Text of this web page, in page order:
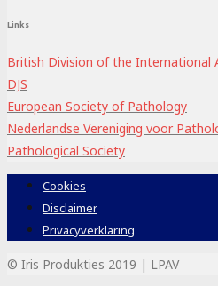
Links
British Division of the International
DJS
European Society of Pathology
Nederlandse Vereniging voor
Pathological Society
Cookies
Disclaimer
Privacyverklaring
© Iris Produkties 2019 | LPAV